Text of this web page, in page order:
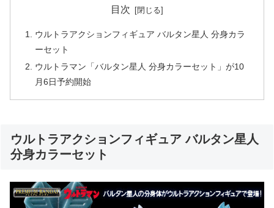
目次
ウルトラアクションフィギュア バルタン星人 分身カラ
ーセット
ウルトラマン「バルタン星人 分身カラーセット」が10
月6日予約開始
ウルトラアクションフィギュア バルタン星人
分身カラーセット